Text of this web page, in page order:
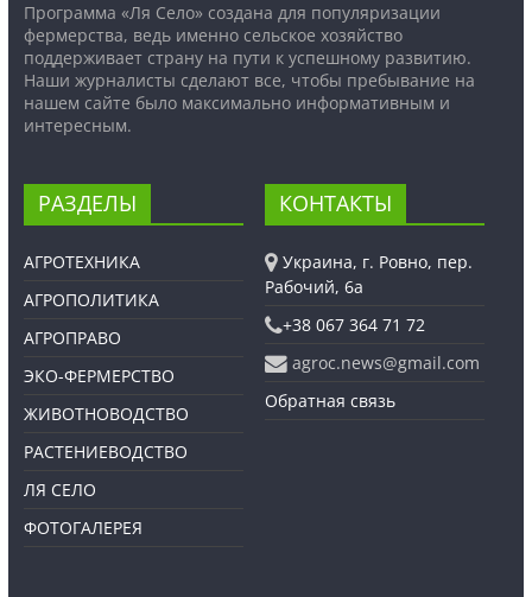
Программа «Ля Село» создана для популяризации
фермерства, ведь именно сельское хозяйство
поддерживает страну на пути к успешному развитию.
Наши журналисты сделают все, чтобы пребывание на
нашем сайте было максимально информативным и
интересным.
РАЗДЕЛЫ
АГРОТЕХНИКА
АГРОПОЛИТИКА
АГРОПРАВО
ЭКО-ФЕРМЕРСТВО
ЖИВОТНОВОДСТВО
РАСТЕНИЕВОДСТВО
ЛЯ СЕЛО
ФОТОГАЛЕРЕЯ
КОНТАКТЫ
Украина, г. Ровно, пер.
Рабочий, 6а
+38 067 364 71 72
agroc.news@gmail.com
Обратная связь